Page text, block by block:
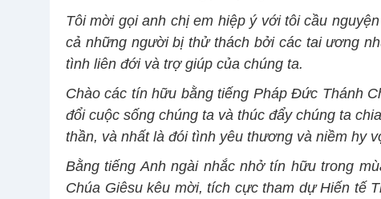
Tôi mời gọi anh chị em hiệp ý với tôi cầu
cả những người bị thử thách bởi các tai ương
tình liên đới và trợ giúp của chúng ta.
Chào các tín hữu bằng tiếng Pháp Đức Thánh
đổi cuộc sống chúng ta và thúc đẩy chúng ta
thần, và nhất là đói tình yêu thương và niềm hy
Bằng tiếng Anh ngài nhắc nhở tín hữu trong
Chúa Giêsu kêu mời, tích cực tham dự Hiến tế